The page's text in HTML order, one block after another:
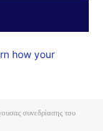
how your